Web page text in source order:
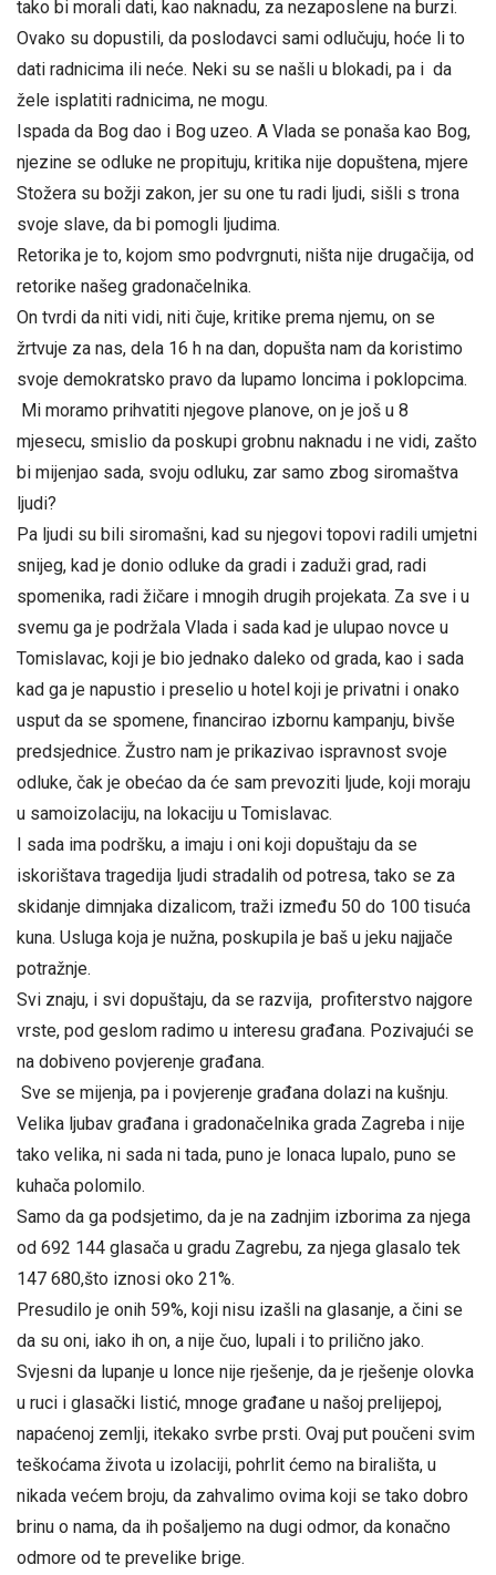
tako bi morali dati, kao naknadu, za nezaposlene na burzi.
Ovako su dopustili, da poslodavci sami odlučuju, hoće li to
dati radnicima ili neće. Neki su se našli u blokadi, pa i da
žele isplatiti radnicima, ne mogu.
Ispada da Bog dao i Bog uzeo. A Vlada se ponaša kao Bog,
njezine se odluke ne propituju, kritika nije dopuštena, mjere
Stožera su božji zakon, jer su one tu radi ljudi, sišli s trona
svoje slave, da bi pomogli ljudima.
Retorika je to, kojom smo podvrgnuti, ništa nije drugačija, od
retorike našeg gradonačelnika.
On tvrdi da niti vidi, niti čuje, kritike prema njemu, on se
žrtvuje za nas, dela 16 h na dan, dopušta nam da koristimo
svoje demokratsko pravo da lupamo loncima i poklopcima.
Mi moramo prihvatiti njegove planove, on je još u 8
mjesecu, smislio da poskupi grobnu naknadu i ne vidi, zašto
bi mijenjao sada, svoju odluku, zar samo zbog siromaštva
ljudi?
Pa ljudi su bili siromašni, kad su njegovi topovi radili umjetni
snijeg, kad je donio odluke da gradi i zaduži grad, radi
spomenika, radi žičare i mnogih drugih projekata. Za sve i u
svemu ga je podržala Vlada i sada kad je ulupao novce u
Tomislavac, koji je bio jednako daleko od grada, kao i sada
kad ga je napustio i preselio u hotel koji je privatni i onako
usput da se spomene, financirao izbornu kampanju, bivše
predsjednice. Žustro nam je prikazivao ispravnost svoje
odluke, čak je obećao da će sam prevoziti ljude, koji moraju
u samoizolaciju, na lokaciju u Tomislavac.
I sada ima podršku, a imaju i oni koji dopuštaju da se
iskorištava tragedija ljudi stradalih od potresa, tako se za
skidanje dimnjaka dizalicom, traži između 50 do 100 tisuća
kuna. Usluga koja je nužna, poskupila je baš u jeku najjače
potražnje.
Svi znaju, i svi dopuštaju, da se razvija, profiterstvo najgore
vrste, pod geslom radimo u interesu građana. Pozivajući se
na dobiveno povjerenje građana.
Sve se mijenja, pa i povjerenje građana dolazi na kušnju.
Velika ljubav građana i gradonačelnika grada Zagreba i nije
tako velika, ni sada ni tada, puno je lonaca lupalo, puno se
kuhača polomilo.
Samo da ga podsjetimo, da je na zadnjim izborima za njega
od 692 144 glasača u gradu Zagrebu, za njega glasalo tek
147 680,što iznosi oko 21%.
Presudilo je onih 59%, koji nisu izašli na glasanje, a čini se
da su oni, iako ih on, a nije čuo, lupali i to prilično jako.
Svjesni da lupanje u lonce nije rješenje, da je rješenje olovka
u ruci i glasački listić, mnoge građane u našoj prelijepoj,
napaćenoj zemlji, itekako svrbe prsti. Ovaj put poučeni svim
teškoćama života u izolaciji, pohrlit ćemo na birališta, u
nikada većem broju, da zahvalimo ovima koji se tako dobro
brinu o nama, da ih pošaljemo na dugi odmor, da konačno
odmore od te prevelike brige.